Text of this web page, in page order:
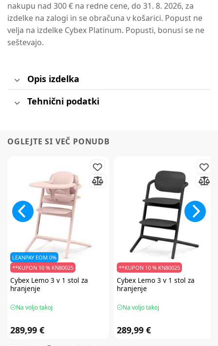
nakupu nad 300 € na redne cene, do 31. 8. 2026, za
izdelke na zalogi in se obračuna v košarici. Popust ne
velja na izdelke Cybex Platinum. Popusti, bonusi se ne
seštevajo.
Opis izdelka
Tehnični podatki
OGLEJTE SI VEČ PONUDB
LEANPAY EOM 0%
**KUPON 10 % KN80025
CybexLemo 3 v 1 stol za
hranjenje
Na voljo takoj
289,99 €
**KUPON 10 % KN80025
CybexLemo 3 v 1 stol za
hranjenje
Na voljo takoj
289,99 €